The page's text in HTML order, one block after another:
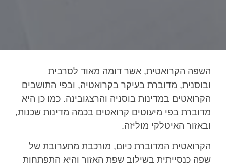
השפה הקרואטית, אשר דומה מאוד לסרבית
ובוסנית, מדוברת בעיקר בקרואטיה, ובפי התושבים
הקרואטים במדינות בוסניה והרצגובינה. כמו כן היא
מדוברת בפי מיעוטים קרואטים בכמה מדינות שכנות,
ובאזור האיטלקי מוליזה.
הקרואטית המדוברת כיום, מורכבת מתערובת של
שפה כנסייתית בשילוב שפת האזור והיא התפתחות